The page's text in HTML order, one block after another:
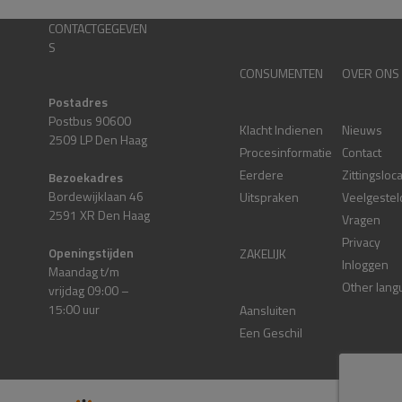
CONTACTGEGEVEN
S
Postadres
Postbus 90600
2509 LP Den Haag
Bezoekadres
Bordewijklaan 46
2591 XR Den Haag
Openingstijden
Maandag t/m
vrijdag 09:00 –
15:00 uur
CONSUMENTEN
Klacht Indienen
Procesinformatie
Eerdere
Uitspraken
ZAKELIJK
Aansluiten
Een Geschil
OVER ONS
Nieuws
Contact
Vragen
Privacy
Inloggen
Other